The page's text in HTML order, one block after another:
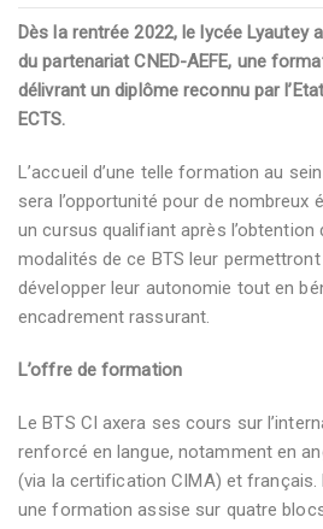
Dès la rentrée 2022, le lycée Lyautey
du partenariat CNED-AEFE, une
délivrant un diplôme reconnu par
ECTS.
L’accueil d’une telle formation au
sera l’opportunité pour de nombreux
un cursus qualifiant après l’obtention
modalités de ce BTS leur
développer leur autonomie tout en
encadrement rassurant.
L’offre de formation
Le BTS CI axera ses cours sur
renforcé en langue, notamment en
(via la certification CIMA) et
une formation assise sur quatre